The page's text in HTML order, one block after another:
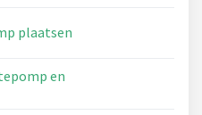
plaatsen
en